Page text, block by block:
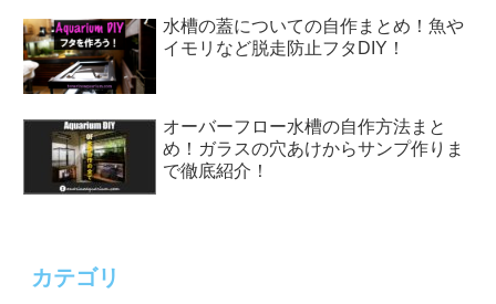
水槽の蓋についての自作まとめ！魚や
イモリなど脱走防止フタDIY！
オーバーフロー水槽の自作方法まと
め！ガラスの穴あけからサンプ作りま
で徹底紹介！
カテゴリ